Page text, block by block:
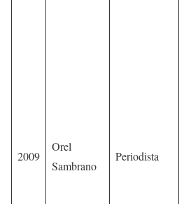
2009
Orel
Sambrano
Periodista